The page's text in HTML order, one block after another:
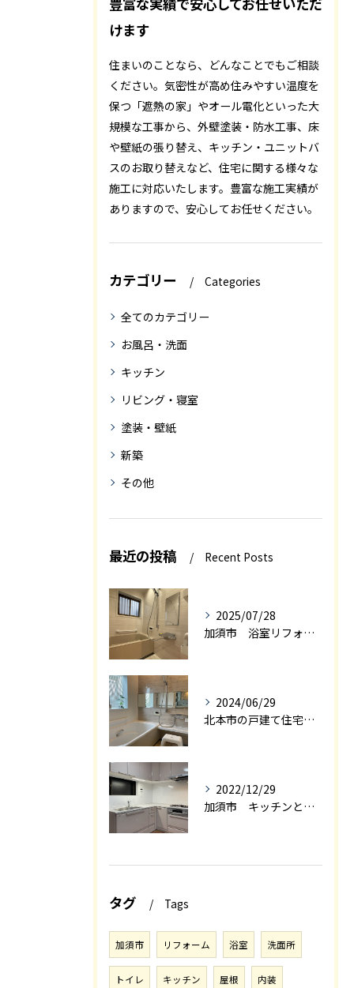
けます
住まいのことなら、どんなことでもご相談
ください。気密性が高め住みやすい温度を
保つ「遮熱の家」やオール電化といった大
規模な工事から、外壁塗装・防水工事、床
や壁紙の張り替え、キッチン・ユニットバ
スのお取り替えなど、住宅に関する様々な
施工に対応いたします。豊富な施工実績が
ありますので、安心してお任せください。
カテゴリー Categories
全てのカテゴリー
お風呂・洗面
キッチン
リビング・寝室
塗装・壁紙
新築
その他
最近の投稿 Recent Posts
2025/07/28
加須市 浴室リフォーム
2024/06/29
北本市の戸建て住宅の浴室リフォーム
2022/12/29
加須市 キッチンと和室を一体感の有るＬＤＫにリフォーム エアロック施工
タグ Tags
加須市 リフォーム 浴室 洗面所
トイレ キッチン 屋根 内装